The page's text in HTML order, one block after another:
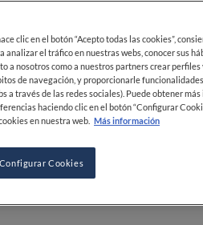
VER HORARIOS
clic en el botón “Acepto todas las cookies”,
analizar el tráfico en nuestras webs, conocer sus
a nosotros como a nuestros partners crear
de navegación, y proporcionarle
a través de las redes sociales). Puede obtener
haciendo clic en el botón “Configurar
en nuestra web. Más información
Configurar Cookies